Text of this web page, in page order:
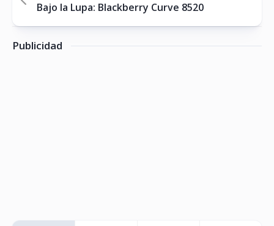
Bajo la Lupa: Blackberry Curve 8520
Publicidad